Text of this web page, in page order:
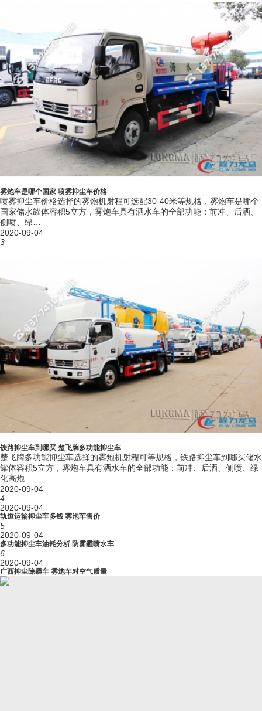
3）道路运输、铁路或轨道运输等需要进行表面封层，抑制扬尘飘洒，则
选择铁路专用抑尘车，具有感应停喷功能。
4）用于移动式消毒杀菌，选择多功能抑尘式消毒车
和洒水车式雾炮消毒
车均可。
5）用于固定厂区大门或路口，对车辆行驶通过时进行消毒，可选车辆通
过消毒车（由铁路抑尘车改装优化设计）。
项 目 解放J6L多功能雾炮车主要性能参数
产品型号
CLW5180TDYC6型多功能抑尘车
生产地址
(mm)
5300,5000,4700,4500,5600,5800,4200,4000,3800
底盘轴数
2
底盘轴荷
(kg)
6500/11500
整备质量
(kg)
10280
总质量
(kg)
18000
额定载质
量 (kg)
7525
接近角/离
前悬/后悬
1400/2580
高车速
(km/h)
89
准乘人数
(人)
轮胎规格
轮胎数量
(个)
6+1(备胎)
弹簧片数
(前/后)
(mm)
后轮距
雾炮车是哪个国家 喷雾抑尘车价格
喷雾抑尘车价格选择的雾炮机射程可选配30-40米等规格，雾炮车是哪个
国家储水罐体容积5立方，雾炮车具有洒水车的全部功能：前冲、后洒、
侧喷、绿…
2020-09-04
3
铁路抑尘车到哪买 楚飞牌多功能抑尘车
楚飞牌多功能抑尘车选择的雾炮机射程可等规格，铁路抑尘车到哪买储水
罐体容积5立方，雾炮车具有洒水车的全部功能：前冲、后洒、侧喷、绿
化高炮…
2020-09-04
4
2020-09-04
轨道运输抑尘车多钱 雾泡车售价
5
2020-09-04
多功能抑尘车油耗分析 防雾霾喷水车
6
2020-09-04
广西抑尘除霾车 雾炮车对空气质量